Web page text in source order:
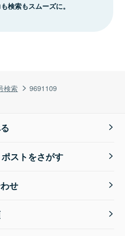
検索 9691109
検索もスムーズに。
ストをさがす
せ